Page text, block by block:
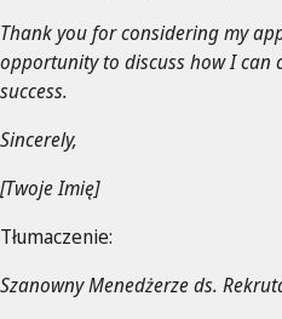
Thank you for considering my
opportunity to discuss how I can
success.
Sincerely,
[Twoje Imię]
Tłumaczenie:
Szanowny Menedżerze ds.